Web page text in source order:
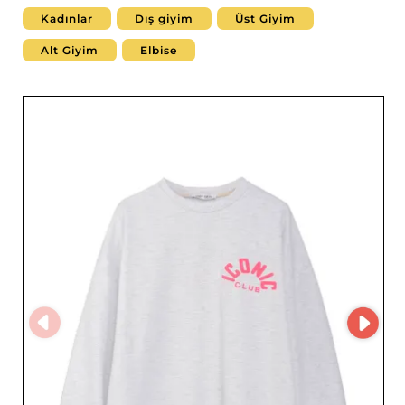
Kadınlar Dış giyim Üst Giyim
Alt Giyim Elbise